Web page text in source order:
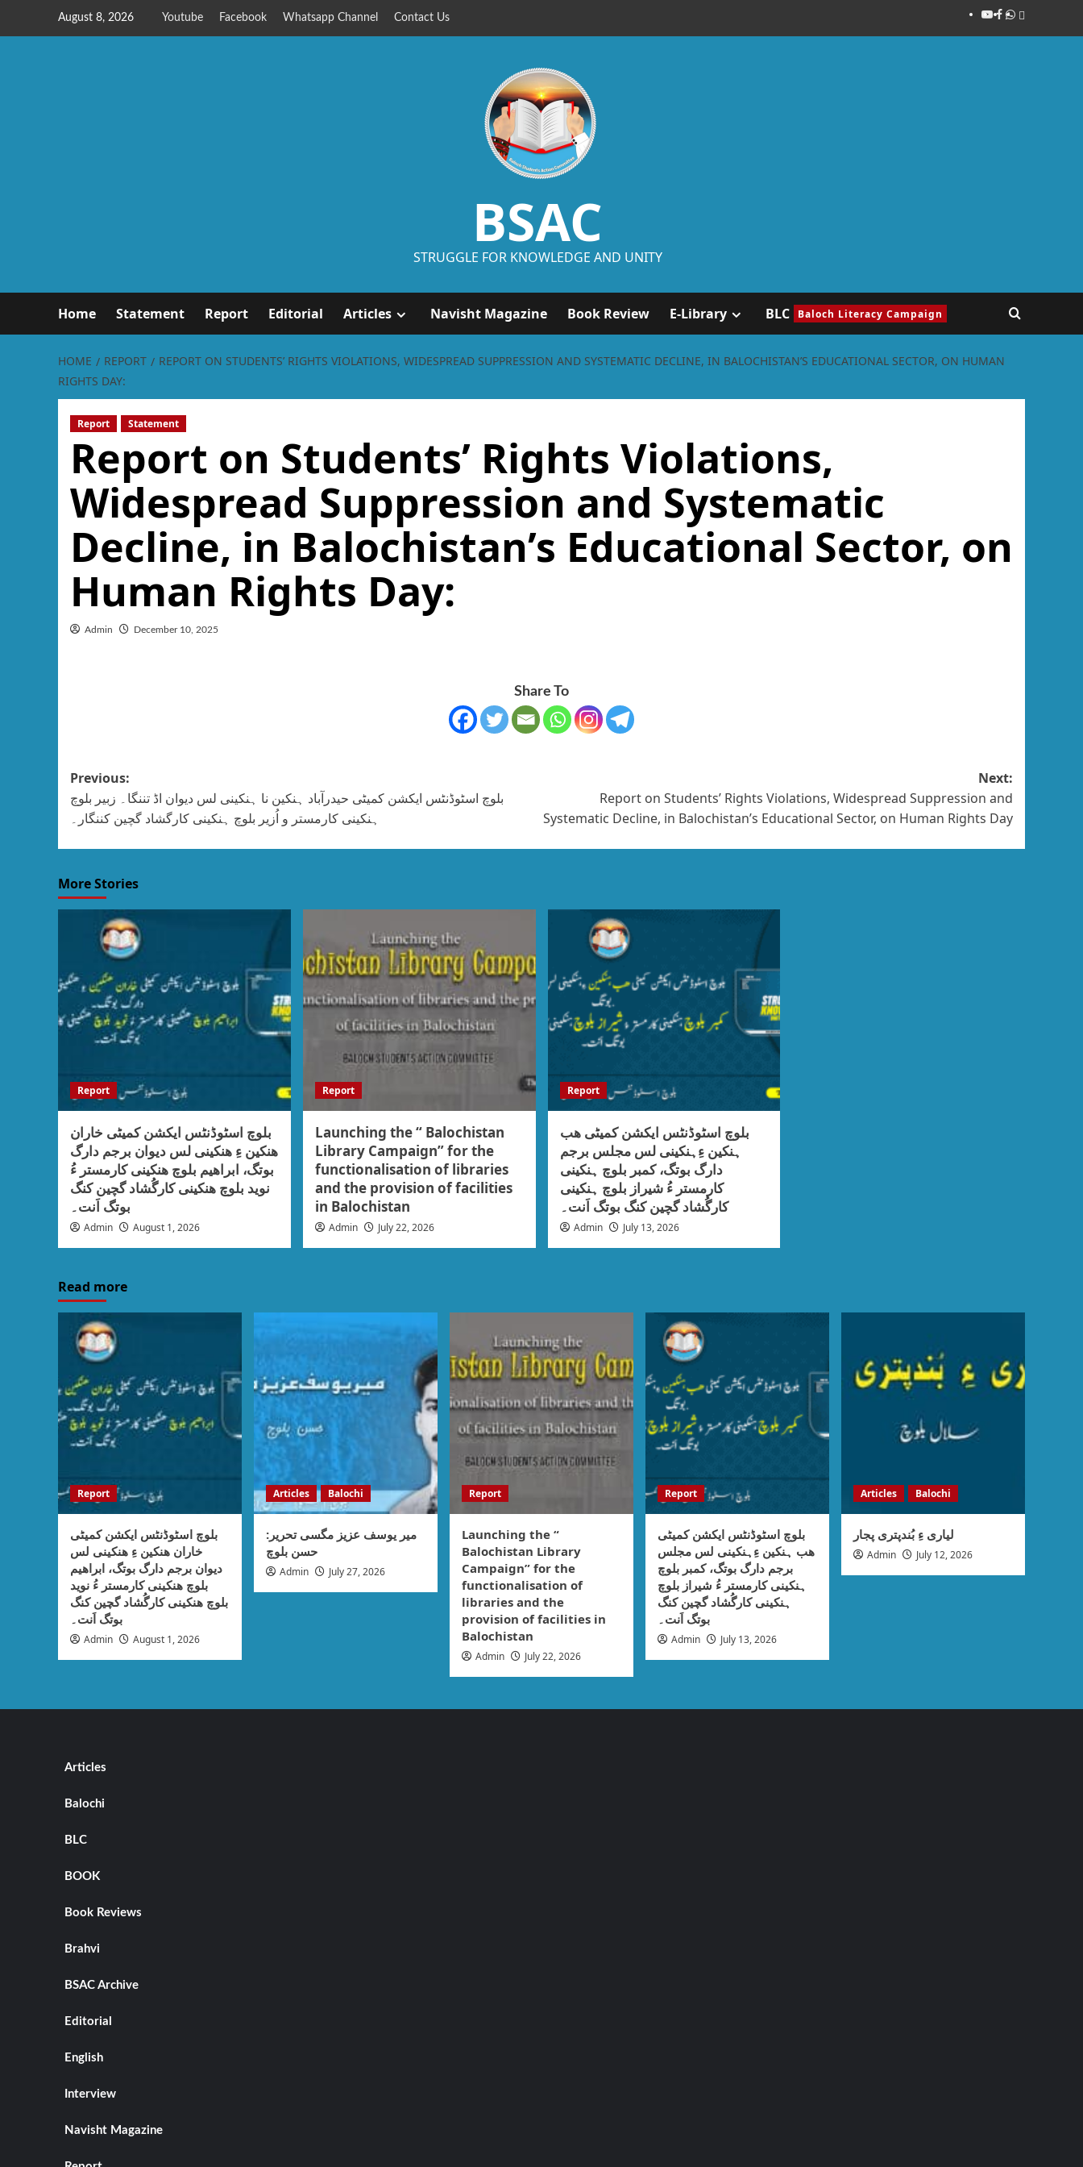
August 8, 2026 Youtube Facebook Whatsapp Channel Contact Us
BSAC
STRUGGLE FOR KNOWLEDGE AND UNITY
Home Statement Report Editorial Articles Navisht Magazine Book Review E-Library BLC Baloch Literacy Campaign
HOME REPORT
REPORT ON STUDENTS’ RIGHTS VIOLATIONS, WIDESPREAD SUPPRESSION AND SYSTEMATIC DECLINE, IN BALOCHISTAN’S EDUCATIONAL SECTOR, ON HUMAN
RIGHTS DAY:
Report Statement
Report on Students’ Rights Violations,
Widespread Suppression and Systematic
Decline, in Balochistan’s Educational Sector, on
Human Rights Day:
Admin December 10, 2025
Share To
Previous:
بلوچ اسٹوڈنٹس ایکشن کمیٹی حیدرآباد ہنکین نا ہنکینی لس دیوان اڈ تننگا۔ زبیر بلوچ
ہنکینی کارمستر و اُزیر بلوچ ہنکینی کارگشاد گچین کننگار۔
Next:
Report on Students’ Rights Violations, Widespread Suppression and
Systematic Decline, in Balochistan’s Educational Sector, on Human Rights Day
More Stories
Report
بلوچ اسٹوڈنٹس ایکشن کمیٹی خاران
ھنکین ءِ ھنکینی لس دیوان برجم دارگ
بوتگ، ابراھیم بلوچ ھنکینی کارمستر ءُ
نوید بلوچ ھنکینی کارگُشاد گچین کنگ
بوتگ اَنت۔
Admin August 1, 2026
Report
Launching the “ Balochistan
Library Campaign” for the
functionalisation of libraries
and the provision of facilities
in Balochistan
Admin July 22, 2026
Report
بلوچ اسٹوڈنٹس ایکشن کمیٹی ھب
ہنکین ءِہنکینی لس مجلس برجم
دارگ بوتگ، کمبر بلوچ ہنکینی
کارمستر ءُ شیراز بلوچ ہنکینی
کارگُشاد گچین کنگ بوتگ اَنت۔
Admin July 13, 2026
Read more
Report
بلوچ اسٹوڈنٹس ایکشن کمیٹی
خاران ھنکین ءِ ھنکینی لس
دیوان برجم دارگ بوتگ، ابراھیم
بلوچ ھنکینی کارمستر ءُ نوید
بلوچ ھنکینی کارگُشاد گچین کنگ
بوتگ اَنت۔
Admin August 1, 2026
Articles Balochi
میر یوسف عزیز مگسی تحریر:
حسن بلوچ
Admin July 27, 2026
Report
Launching the “
Balochistan Library
Campaign” for the
functionalisation of
libraries and the
provision of facilities in
Balochistan
Admin July 22, 2026
Report
بلوچ اسٹوڈنٹس ایکشن کمیٹی
ھب ہنکین ءِہنکینی لس مجلس
برجم دارگ بوتگ، کمبر بلوچ
ہنکینی کارمستر ءُ شیراز بلوچ
ہنکینی کارگُشاد گچین کنگ
بوتگ اَنت۔
Admin July 13, 2026
Articles Balochi
لیاری ءِ بُندپتری پجار
Admin July 12, 2026
Articles
Balochi
BLC
BOOK
Book Reviews
Brahvi
BSAC Archive
Editorial
English
Interview
Navisht Magazine